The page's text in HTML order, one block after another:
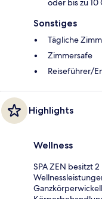
oder bis zu 10
Sonstiges
Tägliche
Zimmersafe
Reiseführer/
Highlights
Wellness
SPA ZEN besitzt